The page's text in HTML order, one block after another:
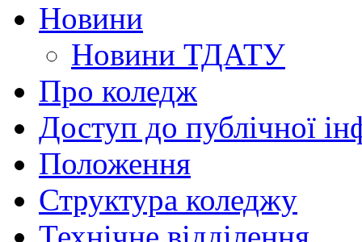
Новини
Новини ТДАТУ
Про коледж
Доступ до публічної
Положення
Структура коледжу